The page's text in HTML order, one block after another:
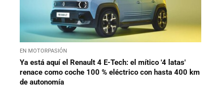
EN MOTORPASIÓN
Ya está aquí el Renault 4 E-Tech: el mítico '4 latas'
renace como coche 100 % eléctrico con hasta 400 km
de autonomía